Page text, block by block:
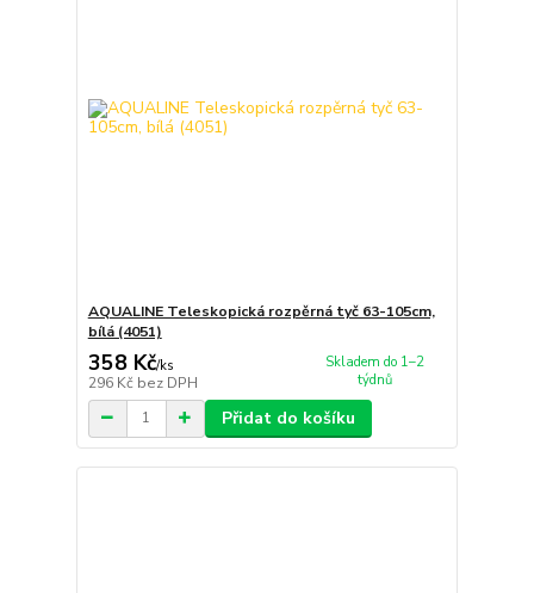
AQUALINE Teleskopická rozpěrná tyč 63-105cm,
bílá (4051)
358 Kč/ks
296 Kč bez DPH
Skladem do 1–2
týdnů
Přidat do košíku